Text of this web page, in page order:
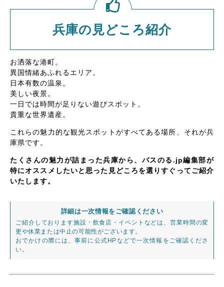
兵庫の見どころ紹介
お洒落な港町。
異国情緒あふれるエリア。
日本有数の温泉。
美しい夜景。
一日では時間が足りない遊びスポット。
貴重な世界遺産。
これらの魅力的な観光スポットがすべてある場所、それが兵
庫県です。
たくさんの魅力が詰まった兵庫から、バスのる.jp編集部が
特にオススメしたいと思った見どころを選りすぐってご紹介
いたします。
詳細は一次情報をご確認ください
ご紹介しております施設・飲食店・イベントなどは、営業時間の変
更や休業または中止の可能性がございます。
おでかけの際には、事前に公式HPなどで一次情報をご確認くださ
い。